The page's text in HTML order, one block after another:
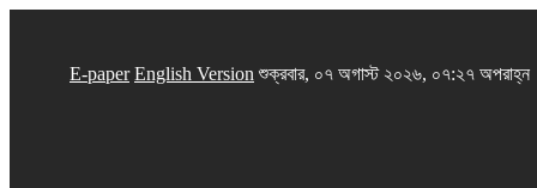
E-paper English Version শুক্রবার, ০৭ অগাস্ট ২০২৬, ০৭:২৭ অপরাহ্ন